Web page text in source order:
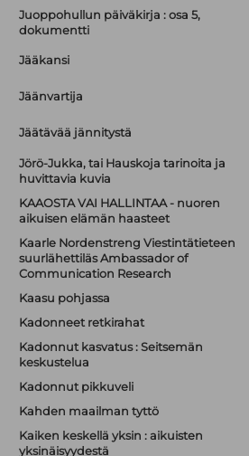
Juoppohullun päiväkirja : osa 5,
dokumentti
Jääkansi
Jäänvartija
Jäätävää jännitystä
Jörö-Jukka, tai Hauskoja tarinoita ja
huvittavia kuvia
KAAOSTA VAI HALLINTAA - nuoren
aikuisen elämän haasteet
Kaarle Nordenstreng Viestintätieteen
suurlähettiläs Ambassador of
Communication Research
Kaasu pohjassa
Kadonneet retkirahat
Kadonnut kasvatus : Seitsemän
keskustelua
Kadonnut pikkuveli
Kahden maailman tyttö
Kaiken keskellä yksin : aikuisten
yksinäisyydestä